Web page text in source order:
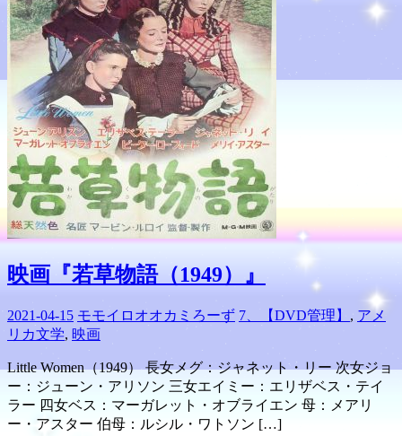
映画『若草物語（1949）』
2021-04-15 モモイロオオカミろーず 7、【DVD管理】 , アメ
リカ文学, 映画
Little Women（1949） 長女メグ：ジャネット・リー 次女ジョ
ー：ジューン・アリソン 三女エイミー：エリザベス・テイ
ラー 四女ベス：マーガレット・オブライエン 母：メアリ
ー・アスター 伯母：ルシル・ワトソン […]